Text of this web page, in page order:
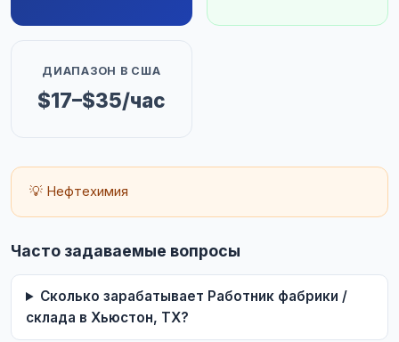
ДИАПАЗОН В США
$17–$35/час
💡 Нефтехимия
Часто задаваемые вопросы
Сколько зарабатывает Работник фабрики /
склада в Хьюстон, TX?